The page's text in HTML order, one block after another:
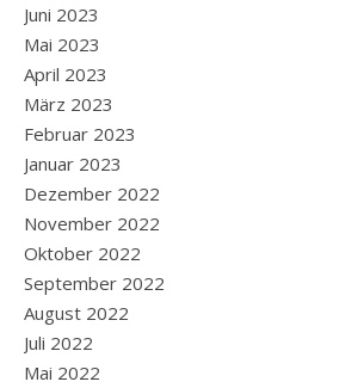
Juni 2023
Mai 2023
April 2023
März 2023
Februar 2023
Januar 2023
Dezember 2022
November 2022
Oktober 2022
September 2022
August 2022
Juli 2022
Mai 2022